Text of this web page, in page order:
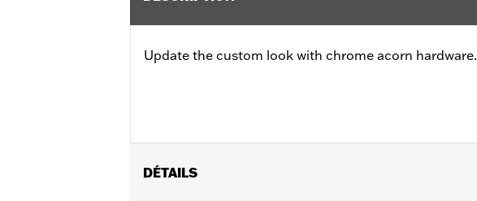
Update the custom look with chrome acorn hardware.
DÉTAILS